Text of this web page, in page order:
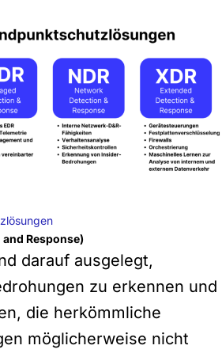
Response)
darauf ausgelegt,
zu erkennen und
die herkömmliche
möglicherweise nicht